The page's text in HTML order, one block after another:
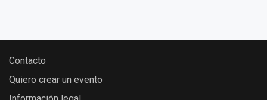
Contacto
Quiero crear un evento